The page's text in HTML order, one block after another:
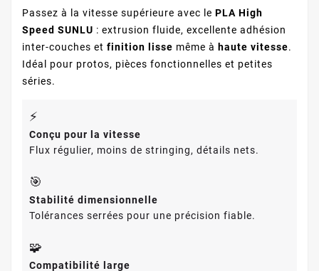
Passez à la vitesse supérieure avec le PLA High
Speed SUNLU : extrusion fluide, excellente adhésion
inter-couches et finition lisse même à haute vitesse.
Idéal pour protos, pièces fonctionnelles et petites
séries.
⚡
Conçu pour la vitesse
Flux régulier, moins de stringing, détails nets.
🎯
Stabilité dimensionnelle
Tolérances serrées pour une précision fiable.
🧩
Compatibilité large